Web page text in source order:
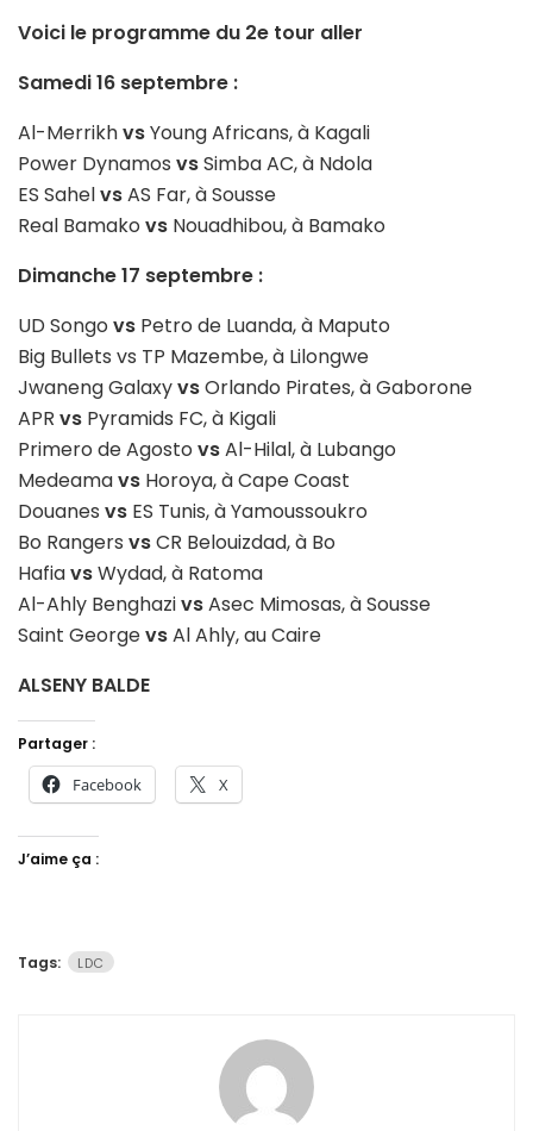
Voici le programme du 2e tour aller
Samedi 16 septembre :
Al-MerrikhvsYoung Africans, à Kagali
Power Dynamos vsSimba AC, à Ndola
ES SahelvsAS Far, à Sousse
Real Bamako vs Nouadhibou, à Bamako
Dimanche 17 septembre :
UD Songo vs Petro de Luanda, à Maputo
Big Bullets vs TP Mazembe, à Lilongwe
Jwaneng GalaxyvsOrlando Pirates, à Gaborone
APR vs Pyramids FC, à Kigali
Primero de Agosto vsAl-Hilal, à Lubango
Medeamavs Horoya, à Cape Coast
Douanes vs ES Tunis, à Yamoussoukro
Bo Rangers vsCR Belouizdad, à Bo
HafiavsWydad, à Ratoma
Al-Ahly BenghazivsAsec Mimosas, à Sousse
Saint GeorgevsAl Ahly, au Caire
ALSENY BALDE
Partager :
Facebook X
J’aime ça :
Tags: LDC